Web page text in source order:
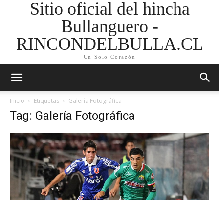
Sitio oficial del hincha
Bullanguero -
RINCONDELBULLA.CL
Un Solo Corazón
Inicio Etiquetas Galería Fotográfica
Tag: Galería Fotográfica